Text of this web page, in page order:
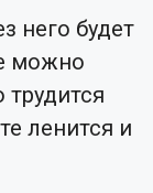
него будет
можно
трудится
ленится и